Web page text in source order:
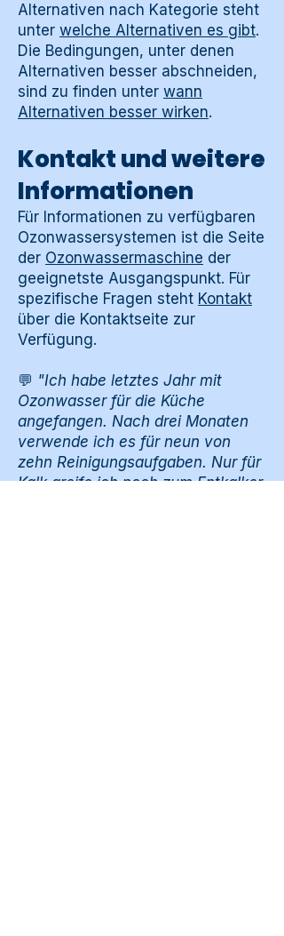
Alternativen nach Kategorie steht
unter welche Alternativen es gibt.
Die Bedingungen, unter denen
Alternativen besser abschneiden,
sind zu finden unter wann
Alternativen besser wirken.
Kontakt und weitere
Informationen
Für Informationen zu verfügbaren
Ozonwassersystemen ist die Seite
der Ozonwassermaschine der
geeignetste Ausgangspunkt. Für
spezifische Fragen steht Kontakt
über die Kontaktseite zur
Verfügung.
💬 "Ich habe letztes Jahr mit
Ozonwasser für die Küche
angefangen. Nach drei Monaten
verwende ich es für neun von
zehn Reinigungsaufgaben. Nur für
Kalk greife ich noch zum Entkalker.